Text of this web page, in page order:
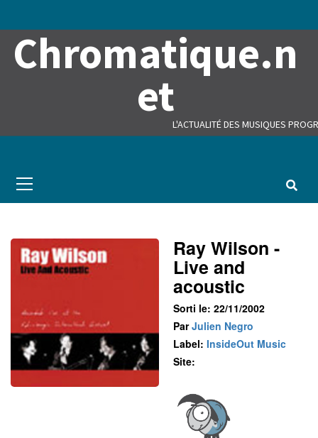
Chromatique.n
et
L'ACTUALITÉ DES MUSIQUES
Menu
Ray Wilson -
Live and
acoustic
Sorti le: 22/11/2002
ParJulien Negro
Label: InsideOut Music
Site: